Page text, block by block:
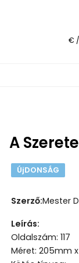
€ /
A
ÚjDONSÁG
Szerző:Mester
Leírás:
Oldalszám: 117
Méret: 205mm